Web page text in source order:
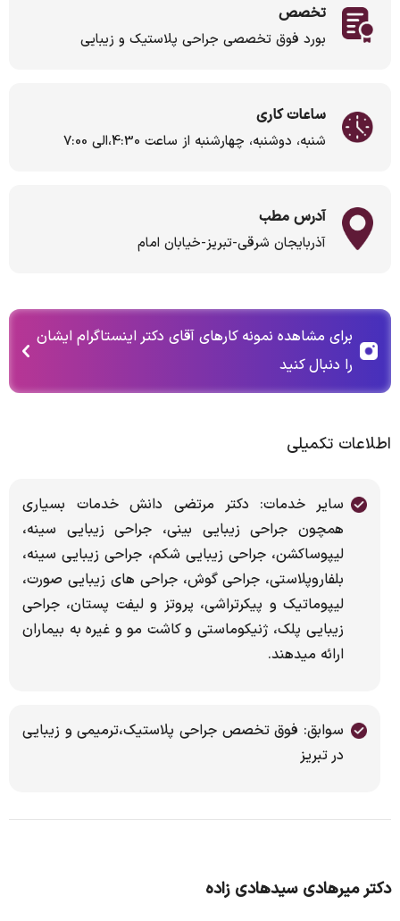
تخصص
بورد فوق تخصصی جراحی پلاستیک و زیبایی
ساعات کاری
شنبه، دوشنبه، چهارشنبه از ساعت 4:30،الی 7:00
آدرس مطب
آذربایجان شرقی-تبریز-خیابان امام
برای مشاهده نمونه کارهای آقای دکتر اینستاگرام ایشان
را دنبال کنید
اطلاعات تکمیلی
سایر خدمات: دکتر مرتضی دانش خدمات بسیاری
همچون جراحی زیبایی بینی، جراحی زیبایی سینه،
لیپوساکشن، جراحی زیبایی شکم، جراحی زیبایی سینه،
بلفاروپلاستی، جراحی گوش، جراحی های زیبایی صورت،
لیپوماتیک و پیکرتراشی، پروتز و لیفت پستان، جراحی
زیبایی پلک، ژنیکوماستی و کاشت مو و غیره به بیماران
ارائه میدهند.
سوابق: فوق تخصص جراحی پلاستیک،ترمیمی و زیبایی
در تبریز
دکتر میرهادی سید‌هادی زاده